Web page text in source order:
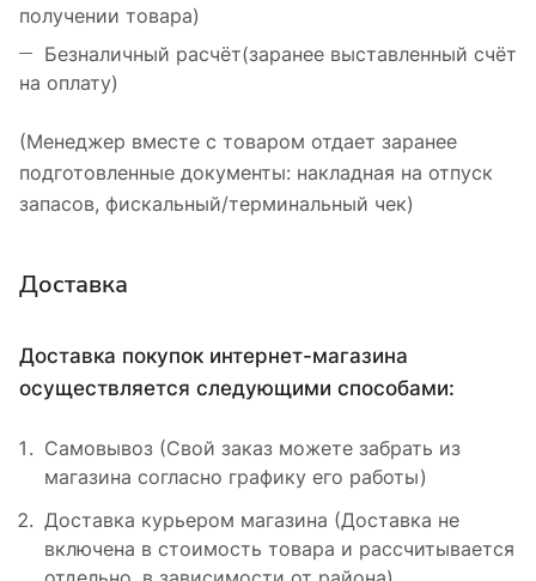
получении товара)
Безналичный расчёт(заранее выставленный счёт
на оплату)
(Менеджер вместе с товаром отдает заранее
подготовленные документы: накладная на отпуск
запасов, фискальный/терминальный чек)
Доставка
Доставка покупок интернет-магазина
осуществляется следующими способами:
Самовывоз (Свой заказ можете забрать из
магазина согласно графику его работы)
Доставка курьером магазина (Доставка не
включена в стоимость товара и рассчитывается